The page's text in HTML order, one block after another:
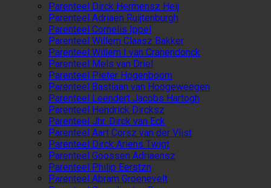
Parenteel Dirck Hermensz Heij
Parenteel Adriaen Ruijtenburgh
Parenteel Cornelis Ippel
Parenteel Willem Claasz Bakker
Parenteel Willem I van Cranendonck
Parenteel Mels van Driel
Parenteel Pieter Hogenboom
Parenteel Bastiaan van Hoogeweegen
Parenteel Leendert Jacobs Hartogh
Parenteel Hendrick Dircksz
Parenteel Jhr. Dirck van Eck
Parenteel Aart Corsz van der Vlist
Parenteel Dirck Ariens Twigt
Parenteel Goossen Adriaensz
Parenteel Philip Eerstzn
Parenteel Abram Groenevelt